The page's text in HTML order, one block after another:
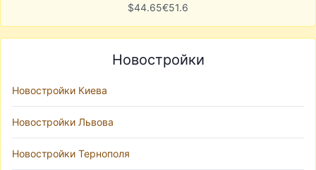
$44.65€51.6
Новостройки
Новостройки Киева
Новостройки Львова
Новостройки Тернополя